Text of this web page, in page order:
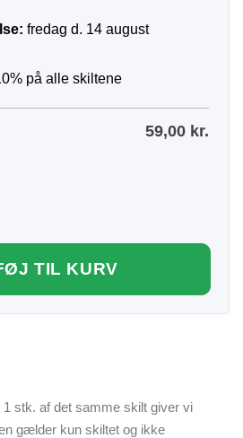
fredag d. 14 august
på alle skiltene
59,00 kr.
TIL KURV
stk. af det samme skilt giver vi
gælder kun skiltet og ikke